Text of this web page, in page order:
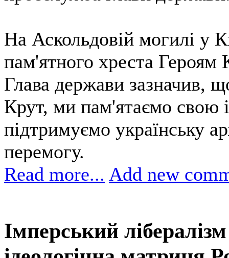
На Аскольдовій могилі у
пам'ятного хреста Героям
Глава держави зазначив,
Крут, ми пам'ятаємо свою
підтримуємо українську
перемогу.
Read more... Add new
Імперський